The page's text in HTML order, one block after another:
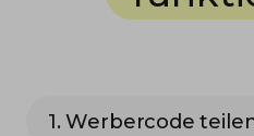
1. Werbercode